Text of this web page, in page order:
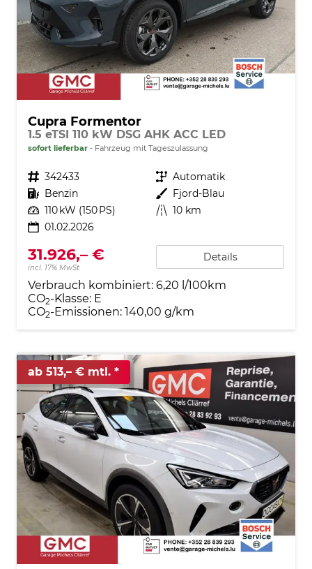
Cupra Formentor
1.5 eTSI 110 kW DSG AHK ACC LED
sofort lieferbar Fahrzeug mit Tageszulassung
Fahrzeugnr. 342433 Getriebe Automatik
Kraftstoff Benzin Außenfarbe Fjord-Blau
Leistung 110 kW (150 PS) Kilometerstand 10 km
01.02.2026
31.926,– €
incl. 17% MwSt.
Details
Verbrauch kombiniert: 6,20 l/100km
CO2-Klasse: E
CO2-Emissionen: 140,00 g/km
ab 513,– € mtl.